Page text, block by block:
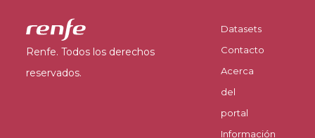
Renfe. Todos los derechos
reservados.
Datasets
Contacto
Acerca
del
portal
Información